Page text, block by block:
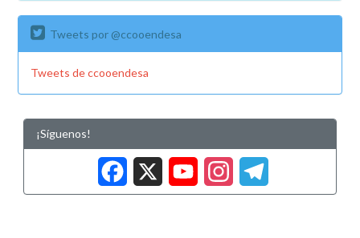
Tweets por @ccooendesa
Tweets de ccooendesa
¡Síguenos!
Facebook
X